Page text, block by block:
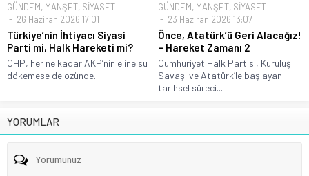
GÜNDEM, MANŞET, SİYASET
26 Haziran 2026 17:01
Türkiye’nin İhtiyacı Siyasi
Parti mi, Halk Hareketi mi?
CHP, her ne kadar AKP’nin eline su
dökemese de özünde...
GÜNDEM, MANŞET, SİYASET
23 Haziran 2026 13:07
Önce, Atatürk’ü Geri Alacağız!
– Hareket Zamanı 2
Cumhuriyet Halk Partisi, Kuruluş
Savaşı ve Atatürk’le başlayan
tarihsel süreci...
YORUMLAR